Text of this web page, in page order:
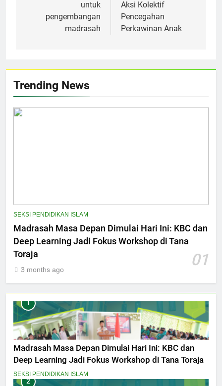
Trending News
SEKSI PENDIDIKAN ISLAM
Madrasah Masa Depan Dimulai Hari Ini: KBC dan
Deep Learning Jadi Fokus Workshop di Tana
Toraja
01
3 months ago
1
Madrasah Masa Depan Dimulai Hari Ini: KBC dan
Deep Learning Jadi Fokus Workshop di Tana Toraja
SEKSI PENDIDIKAN ISLAM
2
untuk
pengembangan
madrasah
Aksi Kolektif
Pencegahan
Perkawinan Anak